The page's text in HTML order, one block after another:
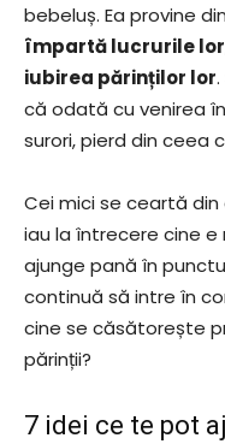
bebeluș. Ea provine
împartă lucrurile
iubirea părinților lor
că odată cu venirea
surori, pierd din ceea
Cei mici se ceartă din
iau la întrecere cine
ajunge pană în
continuă să intre în
cine se căsătorește
părinții?
7 idei ce te pot